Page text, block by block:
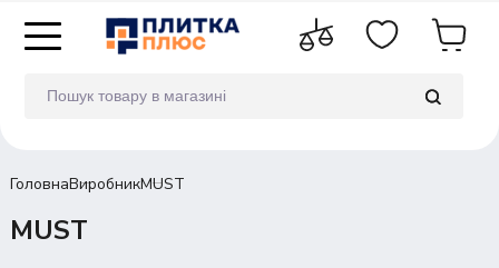
ГоловнаВиробникMUST
MUST